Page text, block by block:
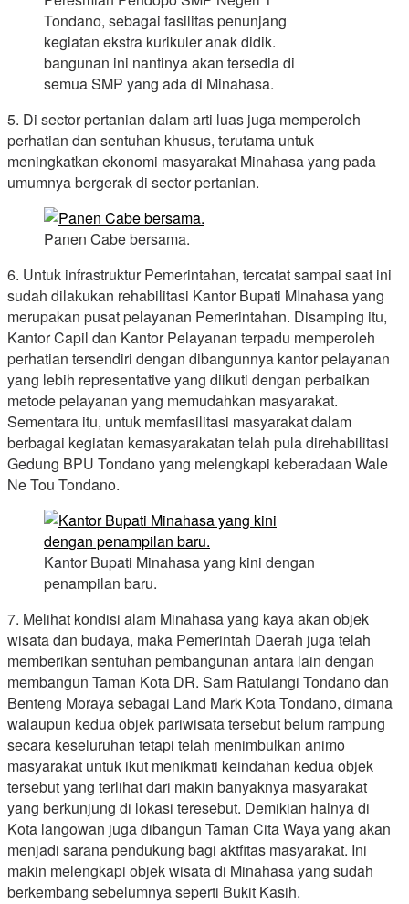
Tondano, sebagai fasilitas penunjang
kegiatan ekstra kurikuler anak didik.
bangunan ini nantinya akan tersedia di
semua SMP yang ada di Minahasa.
5. Di sector pertanian dalam arti luas juga memperoleh
perhatian dan sentuhan khusus, terutama untuk
meningkatkan ekonomi masyarakat Minahasa yang pada
umumnya bergerak di sector pertanian.
Panen Cabe bersama.
6. Untuk infrastruktur Pemerintahan, tercatat sampai saat ini
sudah dilakukan rehabilitasi Kantor Bupati MInahasa yang
merupakan pusat pelayanan Pemerintahan. Disamping itu,
Kantor Capil dan Kantor Pelayanan terpadu memperoleh
perhatian tersendiri dengan dibangunnya kantor pelayanan
yang lebih representative yang diikuti dengan perbaikan
metode pelayanan yang memudahkan masyarakat.
Sementara itu, untuk memfasilitasi masyarakat dalam
berbagai kegiatan kemasyarakatan telah pula direhabilitasi
Gedung BPU Tondano yang melengkapi keberadaan Wale
Ne Tou Tondano.
Kantor Bupati Minahasa yang kini dengan
penampilan baru.
7. Melihat kondisi alam Minahasa yang kaya akan objek
wisata dan budaya, maka Pemerintah Daerah juga telah
memberikan sentuhan pembangunan antara lain dengan
membangun Taman Kota DR. Sam Ratulangi Tondano dan
Benteng Moraya sebagai Land Mark Kota Tondano, dimana
walaupun kedua objek pariwisata tersebut belum rampung
secara keseluruhan tetapi telah menimbulkan animo
masyarakat untuk ikut menikmati keindahan kedua objek
tersebut yang terlihat dari makin banyaknya masyarakat
yang berkunjung di lokasi teresebut. Demikian halnya di
Kota langowan juga dibangun Taman Cita Waya yang akan
menjadi sarana pendukung bagi aktfitas masyarakat. Ini
makin melengkapi objek wisata di Minahasa yang sudah
berkembang sebelumnya seperti Bukit Kasih.